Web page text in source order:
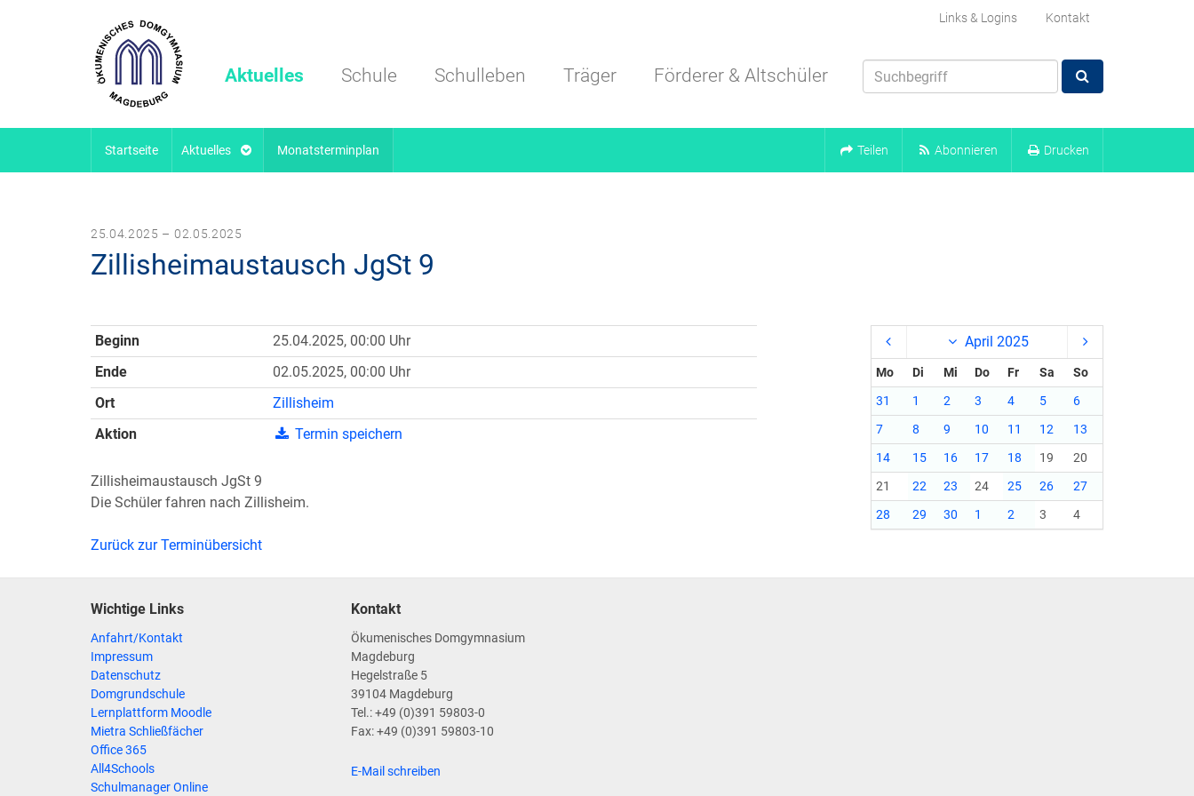
Links & Logins Kontakt
Aktuelles Schule Schulleben Träger Förderer & Altschüler
Startseite Aktuelles Monatsterminplan Teilen Abonnieren Drucken
25.04.2025 – 02.05.2025
Zillisheimaustausch JgSt 9
Beginn
25.04.2025, 00:00 Uhr
Ende
02.05.2025, 00:00 Uhr
Ort
Zillisheim
Aktion
Termin speichern
Zillisheimaustausch JgSt 9
Die Schüler fahren nach Zillisheim.
Zurück zur Terminübersicht
April 2025
Mo Di Mi Do Fr Sa
So
31
1 2 3 4 5
6
7
8 9 10 11 12
13
14
15 16 17 18 19
20
21
22 23 24 25 26
27
28
29 30 1 2 3 4
Wichtige Links
Anfahrt/Kontakt
Impressum
Datenschutz
Domgrundschule
Lernplattform Moodle
Mietra Schließfächer
Office 365
All4Schools
Schulmanager Online
Kontakt
Ökumenisches Domgymnasium
Magdeburg
Hegelstraße 5
39104 Magdeburg
Tel.: +49 (0)391 59803-0
Fax: +49 (0)391 59803-10
E-Mail schreiben